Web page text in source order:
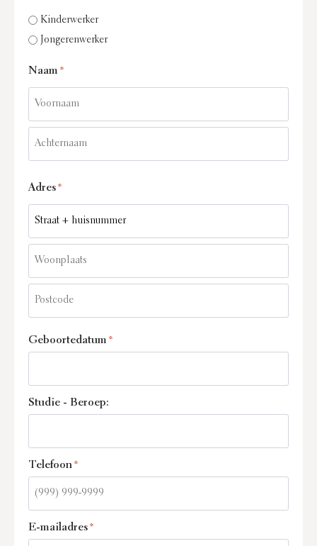
Kinderwerker
Jongerenwerker
Naam *
Adres *
Geboortedatum *
Studie - Beroep:
Telefoon *
E-mailadres *